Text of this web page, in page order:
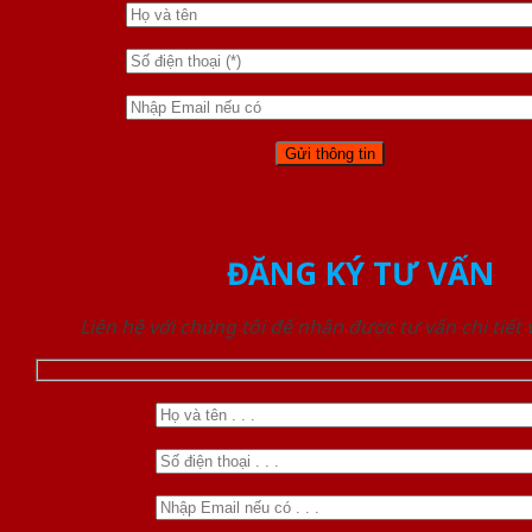
ĐĂNG KÝ TƯ VẤN
Liên hệ với chúng tôi để nhận được tư vấn chi tiết